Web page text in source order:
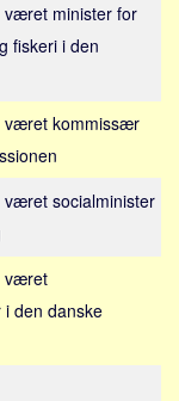
været minister for
fiskeri i den
været kommissær
socialminister
været
i den danske